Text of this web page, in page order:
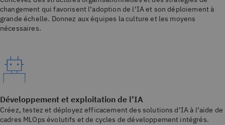
changement qui favorisent l’adoption de l’IA et son déploiement à
grande échelle. Donnez aux équipes la culture et les moyens
nécessaires.
Développement et exploitation de l’IA
Créez, testez et déployez efficacement des solutions d’IA à l’aide de
cadres MLOps évolutifs et de cycles de développement intégrés.